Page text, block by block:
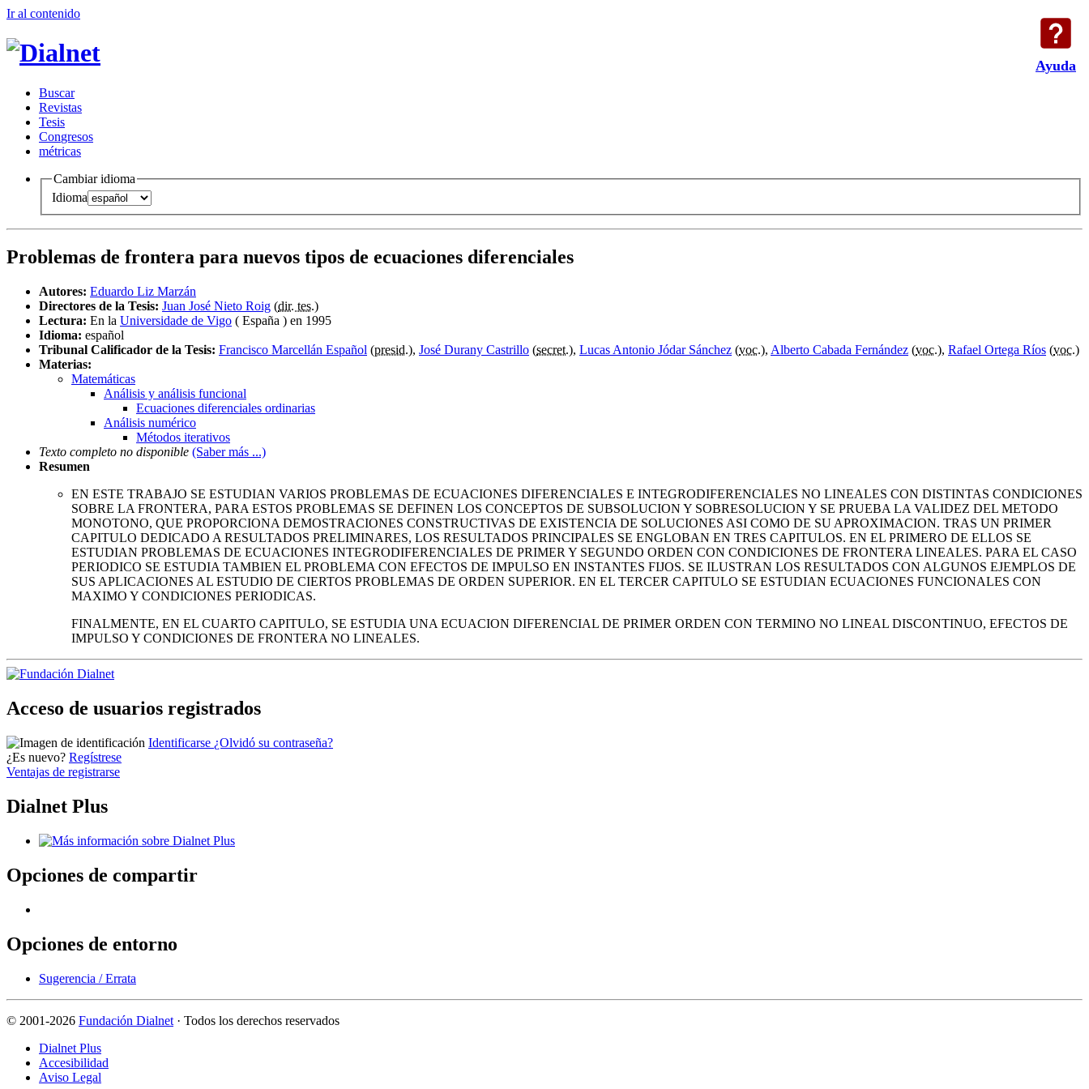
Ayuda
Ir al contenido
Buscar
Revistas
Tesis
Congresos
métricas
Cambiar idioma
Idioma
Problemas de frontera para nuevos tipos de ecuaciones diferenciales
Autores: Eduardo Liz Marzán
Directores de la Tesis: Juan José Nieto Roig (dir. tes.)
Lectura: En la Universidade de Vigo ( España ) en 1995
Idioma: español
Tribunal Calificador de la Tesis: Francisco Marcellán Español (presid.), José Durany Castrillo (secret.), Lucas Antonio Jódar Sánchez (voc.), Alberto Cabada Fernández (voc.), Rafael Ortega Ríos (voc.)
Materias:
Matemáticas
Análisis y análisis funcional
Ecuaciones diferenciales ordinarias
Análisis numérico
Métodos iterativos
Texto completo no disponible (Saber más ...)
Resumen
EN ESTE TRABAJO SE ESTUDIAN VARIOS PROBLEMAS DE ECUACIONES DIFERENCIALES E INTEGRODIFERENCIALES NO LINEALES CON DISTINTAS CONDICIONES
SOBRE LA FRONTERA, PARA ESTOS PROBLEMAS SE DEFINEN LOS CONCEPTOS DE SUBSOLUCION Y SOBRESOLUCION Y SE PRUEBA LA VALIDEZ DEL METODO
MONOTONO, QUE PROPORCIONA DEMOSTRACIONES CONSTRUCTIVAS DE EXISTENCIA DE SOLUCIONES ASI COMO DE SU APROXIMACION. TRAS UN PRIMER
CAPITULO DEDICADO A RESULTADOS PRELIMINARES, LOS RESULTADOS PRINCIPALES SE ENGLOBAN EN TRES CAPITULOS. EN EL PRIMERO DE ELLOS SE
ESTUDIAN PROBLEMAS DE ECUACIONES INTEGRODIFERENCIALES DE PRIMER Y SEGUNDO ORDEN CON CONDICIONES DE FRONTERA LINEALES. PARA EL CASO
PERIODICO SE ESTUDIA TAMBIEN EL PROBLEMA CON EFECTOS DE IMPULSO EN INSTANTES FIJOS. SE ILUSTRAN LOS RESULTADOS CON ALGUNOS EJEMPLOS DE
SUS APLICACIONES AL ESTUDIO DE CIERTOS PROBLEMAS DE ORDEN SUPERIOR. EN EL TERCER CAPITULO SE ESTUDIAN ECUACIONES FUNCIONALES CON
MAXIMO Y CONDICIONES PERIODICAS.
FINALMENTE, EN EL CUARTO CAPITULO, SE ESTUDIA UNA ECUACION DIFERENCIAL DE PRIMER ORDEN CON TERMINO NO LINEAL DISCONTINUO, EFECTOS DE
IMPULSO Y CONDICIONES DE FRONTERA NO LINEALES.
Acceso de usuarios registrados
Identificarse ¿Olvidó su contraseña?
¿Es nuevo? Regístrese
Ventajas de registrarse
Dialnet Plus
Opciones de compartir
Opciones de entorno
Sugerencia / Errata
© 2001-2026 Fundación Dialnet · Todos los derechos reservados
Dialnet Plus
Accesibilidad
Aviso Legal